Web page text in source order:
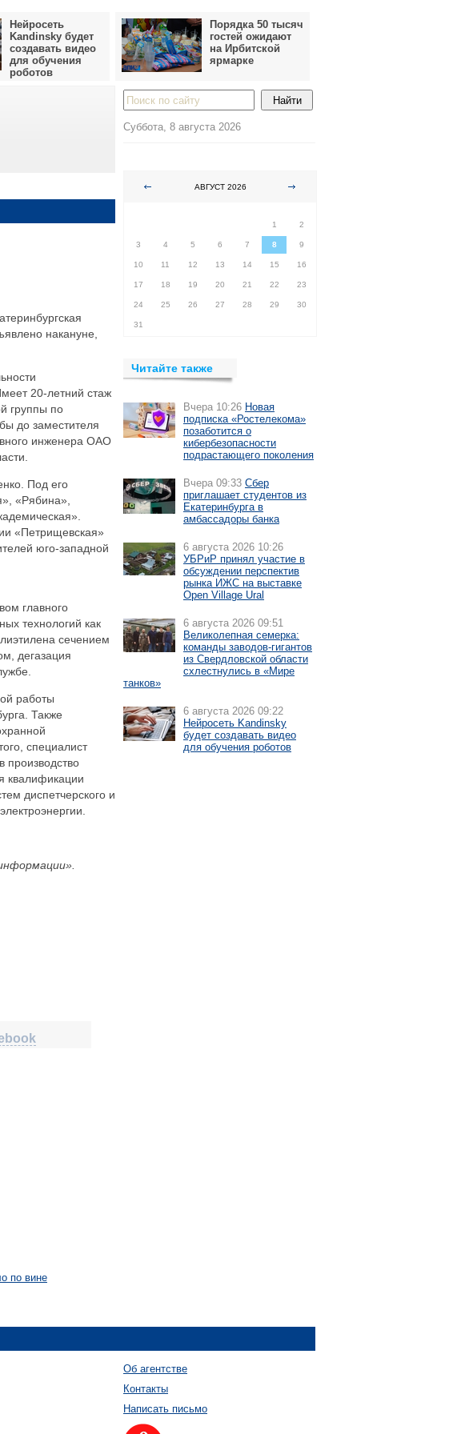
Нейросеть
Kandinsky будет
создавать видео
для обучения
роботов
Порядка 50 тысяч
гостей ожидают
на Ирбитской
ярмарке
накануне,
20-летний стаж
группы по
до заместителя
инженера ОАО
Под его
«Рябина»,
«Петрищевская»
юго-западной
главного
технологий как
сечением
дегазация
работы
Также
специалист
квалификации
диспетчерского и
по вине
Суббота, 8 августа 2026
АВГУСТ 2026
1
2
3 4 5 6 7 8 9
10 11 12 13 14 15 16
17 18 19 20 21 22 23
24 25 26 27 28 29 30
31
Читайте также
Вчера 10:26 Новая
подписка «Ростелекома»
позаботится о
кибербезопасности
подрастающего поколения
Вчера 09:33 Сбер
приглашает студентов из
Екатеринбурга в
амбассадоры банка
6 августа 2026 10:26
УБРиР принял участие в
обсуждении перспектив
рынка ИЖС на выставке
Open Village Ural
6 августа 2026 09:51
Великолепная семерка:
команды заводов-гигантов
из Свердловской области
схлестнулись в «Мире
танков»
6 августа 2026 09:22
Нейросеть Kandinsky
будет создавать видео
для обучения роботов
Об агентстве
Контакты
Написать письмо